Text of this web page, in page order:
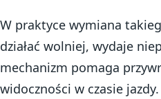
W praktyce wymiana
działać wolniej, wydaje
mechanizm pomaga
widoczności w czasie jazdy.